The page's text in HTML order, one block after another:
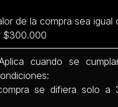
de la compra sea igual
$300.000
cuando se
se difiera solo a